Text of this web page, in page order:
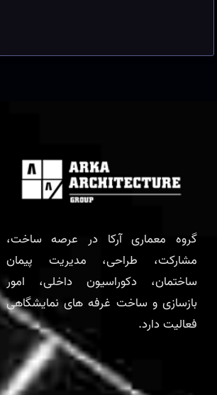
گروه معماری آرکا در عرصه ساخت،
مشارکت، طراحی، مدیریت پیمان
ساختمان، دکوراسیون داخلی، امور
بازسازی و ساخت غرفه های نمایشگاهی
فعالیت دارد.